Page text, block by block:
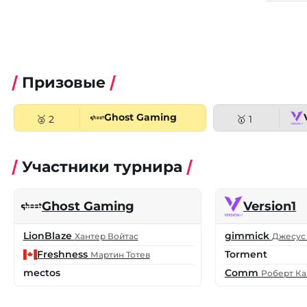
Призовые
🥈 2 Ghost Gaming 🥇 1
Участники турнира
Ghost Gaming
LionBlaze Хантер Войтас
Freshness Мартин Тотев
mectos
Version1
gimmick Джесус
Torment
Comm Роберт